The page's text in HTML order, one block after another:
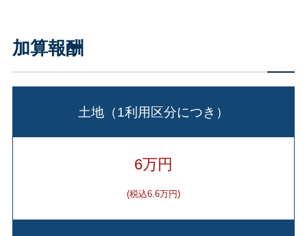
加算報酬
土地（1利用区分につき）
6万円
(税込6.6万円)